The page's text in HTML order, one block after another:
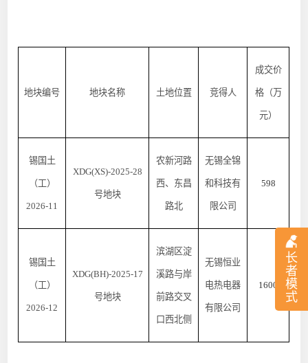
长
者
模
式
地块编号 地块名称 土地位置 竞得人
成交价
格（万
元）
锡国土
（工）
2026-11
XDG(XS)-2025-28
号地块
农新河路
西、东昌
路北
无锡全锦
和科技有
限公司
598
锡国土
（工）
2026-12
XDG(BH)-2025-17
号地块
滨湖区淀
溪路与岸
前路交叉
口西北侧
无锡恒业
电热电器
有限公司
1600